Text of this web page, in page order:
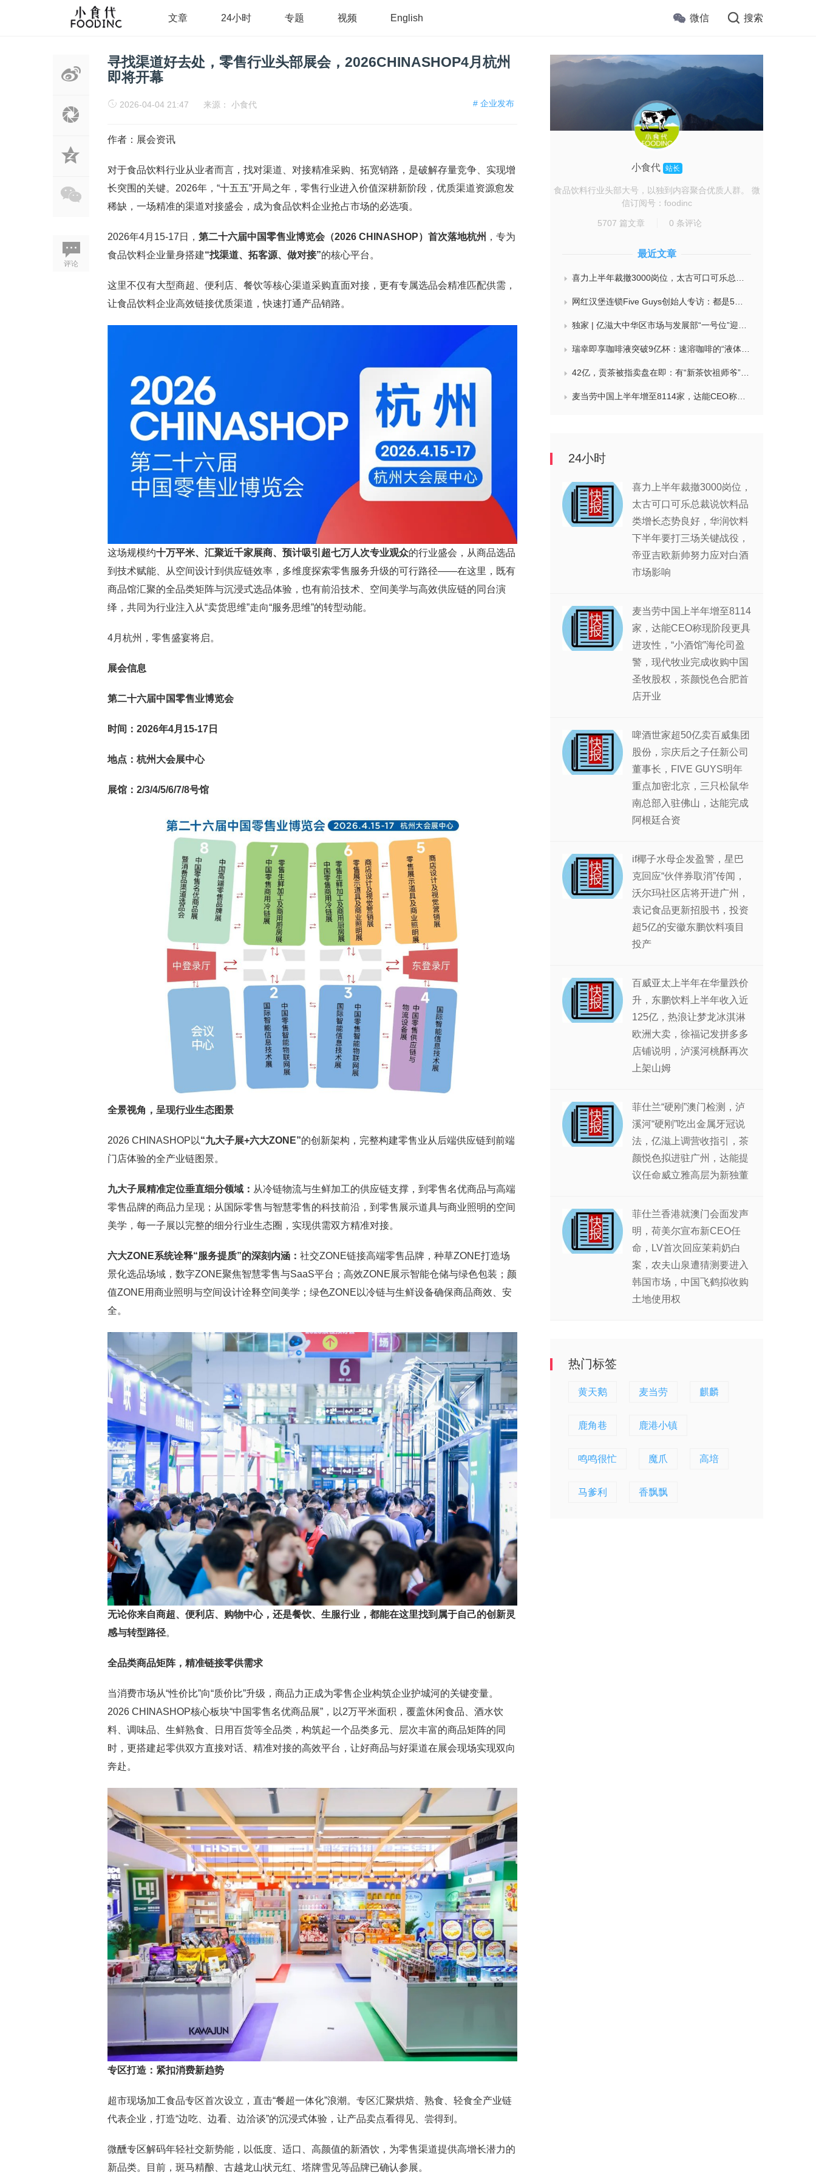
文章 24小时 专题 视频 English 微信 搜索
评论
寻找渠道好去处，零售行业头部展会，2026CHINASHOP4月杭州
即将开幕
# 企业发布
2026-04-04 21:47 来源： 小食代
作者：展会资讯
对于食品饮料行业从业者而言，找对渠道、对接精准采购、拓宽销路，是破解存量竞争、实现增
长突围的关键。2026年，“十五五”开局之年，零售行业进入价值深耕新阶段，优质渠道资源愈发
稀缺，一场精准的渠道对接盛会，成为食品饮料企业抢占市场的必选项。
2026年4月15-17日， 第二十六届中国零售业博览会（2026 CHINASHOP）首次落地杭州 ，专为
食品饮料企业量身搭建“找渠道、拓客源、做对接”的核心平台。
这里不仅有大型商超、便利店、餐饮等核心渠道采购直面对接，更有专属选品会精准匹配供需，
让食品饮料企业高效链接优质渠道，快速打通产品销路。
这场规模约十万平米、汇聚近千家展商、预计吸引超七万人次专业观众的行业盛会，从商品选品
到技术赋能、从空间设计到供应链效率，多维度探索零售服务升级的可行路径——在这里，既有
商品馆汇聚的全品类矩阵与沉浸式选品体验，也有前沿技术、空间美学与高效供应链的同台演
绎，共同为行业注入从“卖货思维”走向“服务思维”的转型动能。
4月杭州，零售盛宴将启。
展会信息
第二十六届中国零售业博览会
时间： 2026年4月 15-17 日
地点：杭州大会展中心
展馆：2/3/4/5/6/7/8号馆
全景视角，呈现行业生态图景
2026 CHINASHOP以“九大子展+六大ZONE”的创新架构，完整构建零售业从后端供应链到前端
门店体验的全产业链图景。
九大子展精准定位垂直细分领域： 从冷链物流与生鲜加工的供应链支撑，到零售名优商品与高端
零售品牌的商品力呈现；从国际零售与智慧零售的科技前沿，到零售展示道具与商业照明的空间
美学，每一子展以完整的细分行业生态圈，实现供需双方精准对接。
六大ZONE系统诠释“服务提质”的深刻内涵： 社交ZONE链接高端零售品牌，种草ZONE打造场
景化选品场域，数字ZONE聚焦智慧零售与SaaS平台；高效ZONE展示智能仓储与绿色包装；颜
值ZONE用商业照明与空间设计诠释空间美学；绿色ZONE以冷链与生鲜设备确保商品商效、安
全。
无论你来自商超、便利店、购物中心，还是餐饮、生服行业，都能在这里找到属于自己的创新灵
感与转型路径。
全品类商品矩阵，精准链接零供需求
当消费市场从“性价比”向“质价比”升级，商品力正成为零售企业构筑企业护城河的关键变量。
2026 CHINASHOP核心板块“中国零售名优商品展”，以2万平米面积，覆盖休闲食品、酒水饮
料、调味品、生鲜熟食、日用百货等全品类，构筑起一个品类多元、层次丰富的商品矩阵的同
时，更搭建起零供双方直接对话、精准对接的高效平台，让好商品与好渠道在展会现场实现双向
奔赴。
专区打造：紧扣消费新趋势
超市现场加工食品专区首次设立，直击“餐超一体化”浪潮。专区汇聚烘焙、熟食、轻食全产业链
代表企业，打造“边吃、边看、边洽谈”的沉浸式体验，让产品卖点看得见、尝得到。
微醺专区解码年轻社交新势能，以低度、适口、高颜值的新酒饮，为零售渠道提供高增长潜力的
新品类。目前，斑马精酿、古越龙山状元红、塔牌雪见等品牌已确认参展。
小食代 站长
食品饮料行业头部大号，以独到内容聚合优质人群。 微
信订阅号：foodinc
5707 篇文章 0 条评论
最近文章
喜力上半年裁撤3000岗位，太古可口可乐总裁说饮料品类增长态势良好，华润饮料下半年要打三场关键战役，帝亚吉欧新帅努力应对白酒市场影响
网红汉堡连锁Five Guys创始人专访：都是5个儿子和妻子在打理，绝不会与麦当劳正面竞争，要公司上市或卖盘的建议不时出现
独家 | 亿滋大中华区市场与发展部“一号位”迎来新变动，曲向明将卸任
瑞幸即享咖啡液突破9亿杯：速溶咖啡的“液体时代”是如何炼成的？
42亿，贡茶被指卖盘在即：有“新茶饮祖师爷”之称，贝恩资本拟接手
麦当劳中国上半年增至8114家，达能CEO称现阶段更具进攻性，“小酒馆”海伦司盈警，现代牧业完成收购中国圣牧股权，茶颜悦色合肥首店开业
24小时
喜力上半年裁撤3000岗位，
太古可口可乐总裁说饮料品
类增长态势良好，华润饮料
下半年要打三场关键战役，
帝亚吉欧新帅努力应对白酒
市场影响
麦当劳中国上半年增至8114
家，达能CEO称现阶段更具
进攻性，“小酒馆”海伦司盈
警，现代牧业完成收购中国
圣牧股权，茶颜悦色合肥首
店开业
啤酒世家超50亿卖百威集团
股份，宗庆后之子任新公司
董事长，FIVE GUYS明年
重点加密北京，三只松鼠华
南总部入驻佛山，达能完成
阿根廷合资
if椰子水母企发盈警，星巴
克回应“伙伴券取消”传闻，
沃尔玛社区店将开进广州，
袁记食品更新招股书，投资
超5亿的安徽东鹏饮料项目
投产
百威亚太上半年在华量跌价
升，东鹏饮料上半年收入近
125亿，热浪让梦龙冰淇淋
欧洲大卖，徐福记发拼多多
店铺说明，泸溪河桃酥再次
上架山姆
菲仕兰“硬刚”澳门检测，泸
溪河“硬刚”吃出金属牙冠说
法，亿滋上调营收指引，茶
颜悦色拟进驻广州，达能提
议任命威立雅高层为新独董
菲仕兰香港就澳门会面发声
明，荷美尔宣布新CEO任
命，LV首次回应茉莉奶白
案，农夫山泉遭猜测要进入
韩国市场，中国飞鹤拟收购
土地使用权
热门标签
黄天鹅 麦当劳 麒麟
鹿角巷 鹿港小镇
鸣鸣很忙 魔爪 高培
马爹利 香飘飘